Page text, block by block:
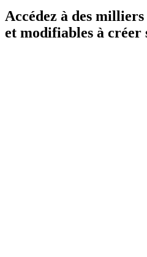
Accédez à des
et modifiables à créer